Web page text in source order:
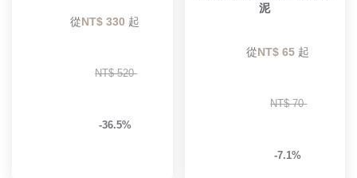
        從
NT$ 330 起
NT$ 520
-36.5%
泥
        從
NT$ 65 起
NT$ 70
-7.1%